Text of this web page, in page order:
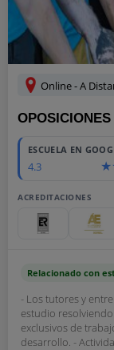
Online - A
ESCUELA EN
4.3
ACREDITACIONES
Relacionado con
- Los tutores y
estudio
exclusivos de
desarrollo. -